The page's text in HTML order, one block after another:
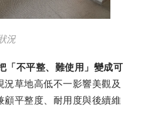
況
「不平整、難使用」變成可
況草地高低不一影響美觀及
顧平整度、耐用度與後續維